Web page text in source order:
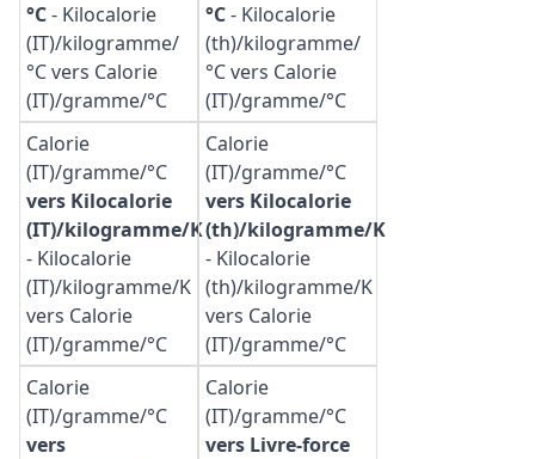
°C- Kilocalorie
(IT)/kilogramme/
°C vers Calorie
(IT)/gramme/°C
°C- Kilocalorie
(th)/kilogramme/
°C vers Calorie
(IT)/gramme/°C
Calorie
(IT)/gramme/°C
vers Kilocalorie
(IT)/kilogramme/K
- Kilocalorie
(IT)/kilogramme/K
vers Calorie
(IT)/gramme/°C
Calorie
(IT)/gramme/°C
vers Kilocalorie
(th)/kilogramme/K
- Kilocalorie
(th)/kilogramme/K
vers Calorie
(IT)/gramme/°C
Calorie
(IT)/gramme/°C
vers
Calorie
(IT)/gramme/°C
vers Livre-force